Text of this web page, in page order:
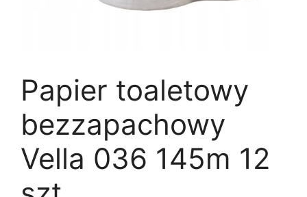
Papier toaletowy
bezzapachowy
Vella 036 145m 12